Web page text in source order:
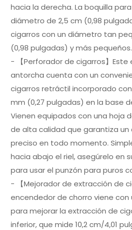
hacia la derecha. La boquilla
diámetro de 2,5 cm (0,98
cigarros con un diámetro tan
(0,98 pulgadas) y más pequeños.
- 【Perforador de cigarros】
antorcha cuenta con un
cigarros retráctil incorporado
mm (0,27 pulgadas) en la base
Vienen equipados con una hoja
de alta calidad que garantiza un
preciso en todo momento.
hacia abajo el riel, asegúrelo en
para usar el punzón para puros
- 【Mejorador de extracción de
encendedor de chorro viene
para mejorar la extracción de
inferior, que mide 10,2 cm/4,01